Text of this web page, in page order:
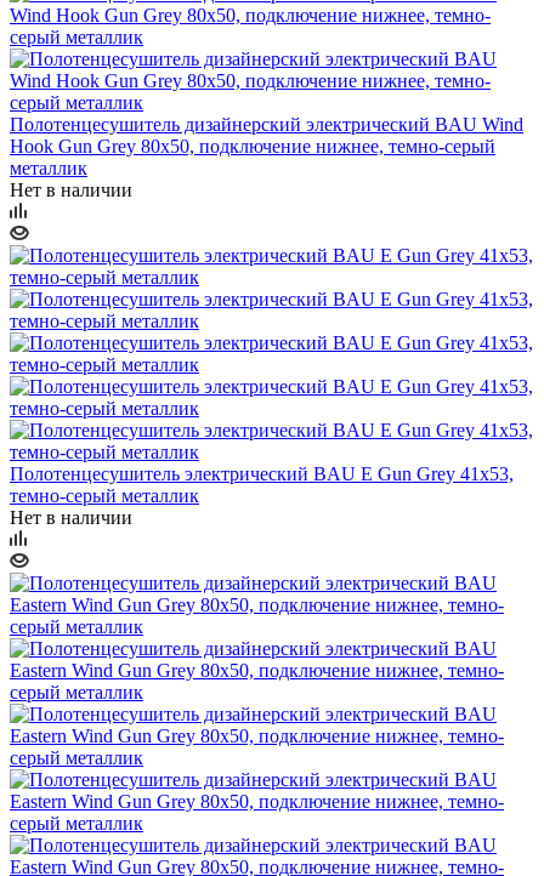
Полотенцесушитель дизайнерский электрический BAU Wind
Hook Gun Grey 80х50, подключение нижнее, темно-серый
металлик
Нет в наличии
Полотенцесушитель электрический BAU E Gun Grey 41х53,
темно-серый металлик
Нет в наличии